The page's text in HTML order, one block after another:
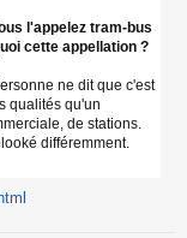
l'appelez tram-bus
cette appellation ?
ne dit que c'est
qualités qu'un
de stations.
différemment.